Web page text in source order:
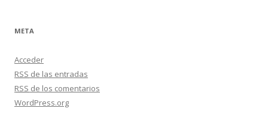
META
Acceder
RSS de las entradas
RSS de los comentarios
WordPress.org